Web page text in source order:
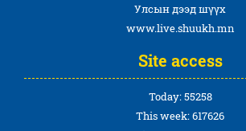
Улсын дээд шүүх
www.live.shuukh.mn
Site access
Today: 55258
This week: 617626